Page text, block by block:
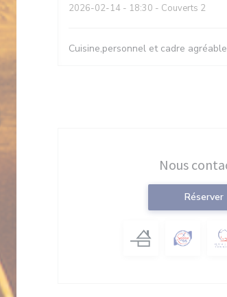
2026-02-14 - 18:30 - Couverts 2
Cuisine,personnel et cadre
Nous
Réserver